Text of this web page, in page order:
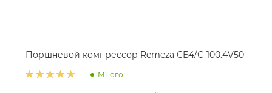
Поршневой компрессор Remeza СБ4/С-100.4V50
Много